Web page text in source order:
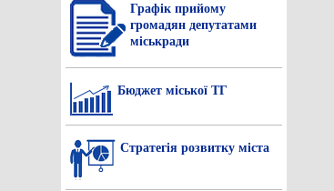
Графік прийому
громадян депутатами
міськради
Бюджет міської ТГ
Стратегія розвитку міста